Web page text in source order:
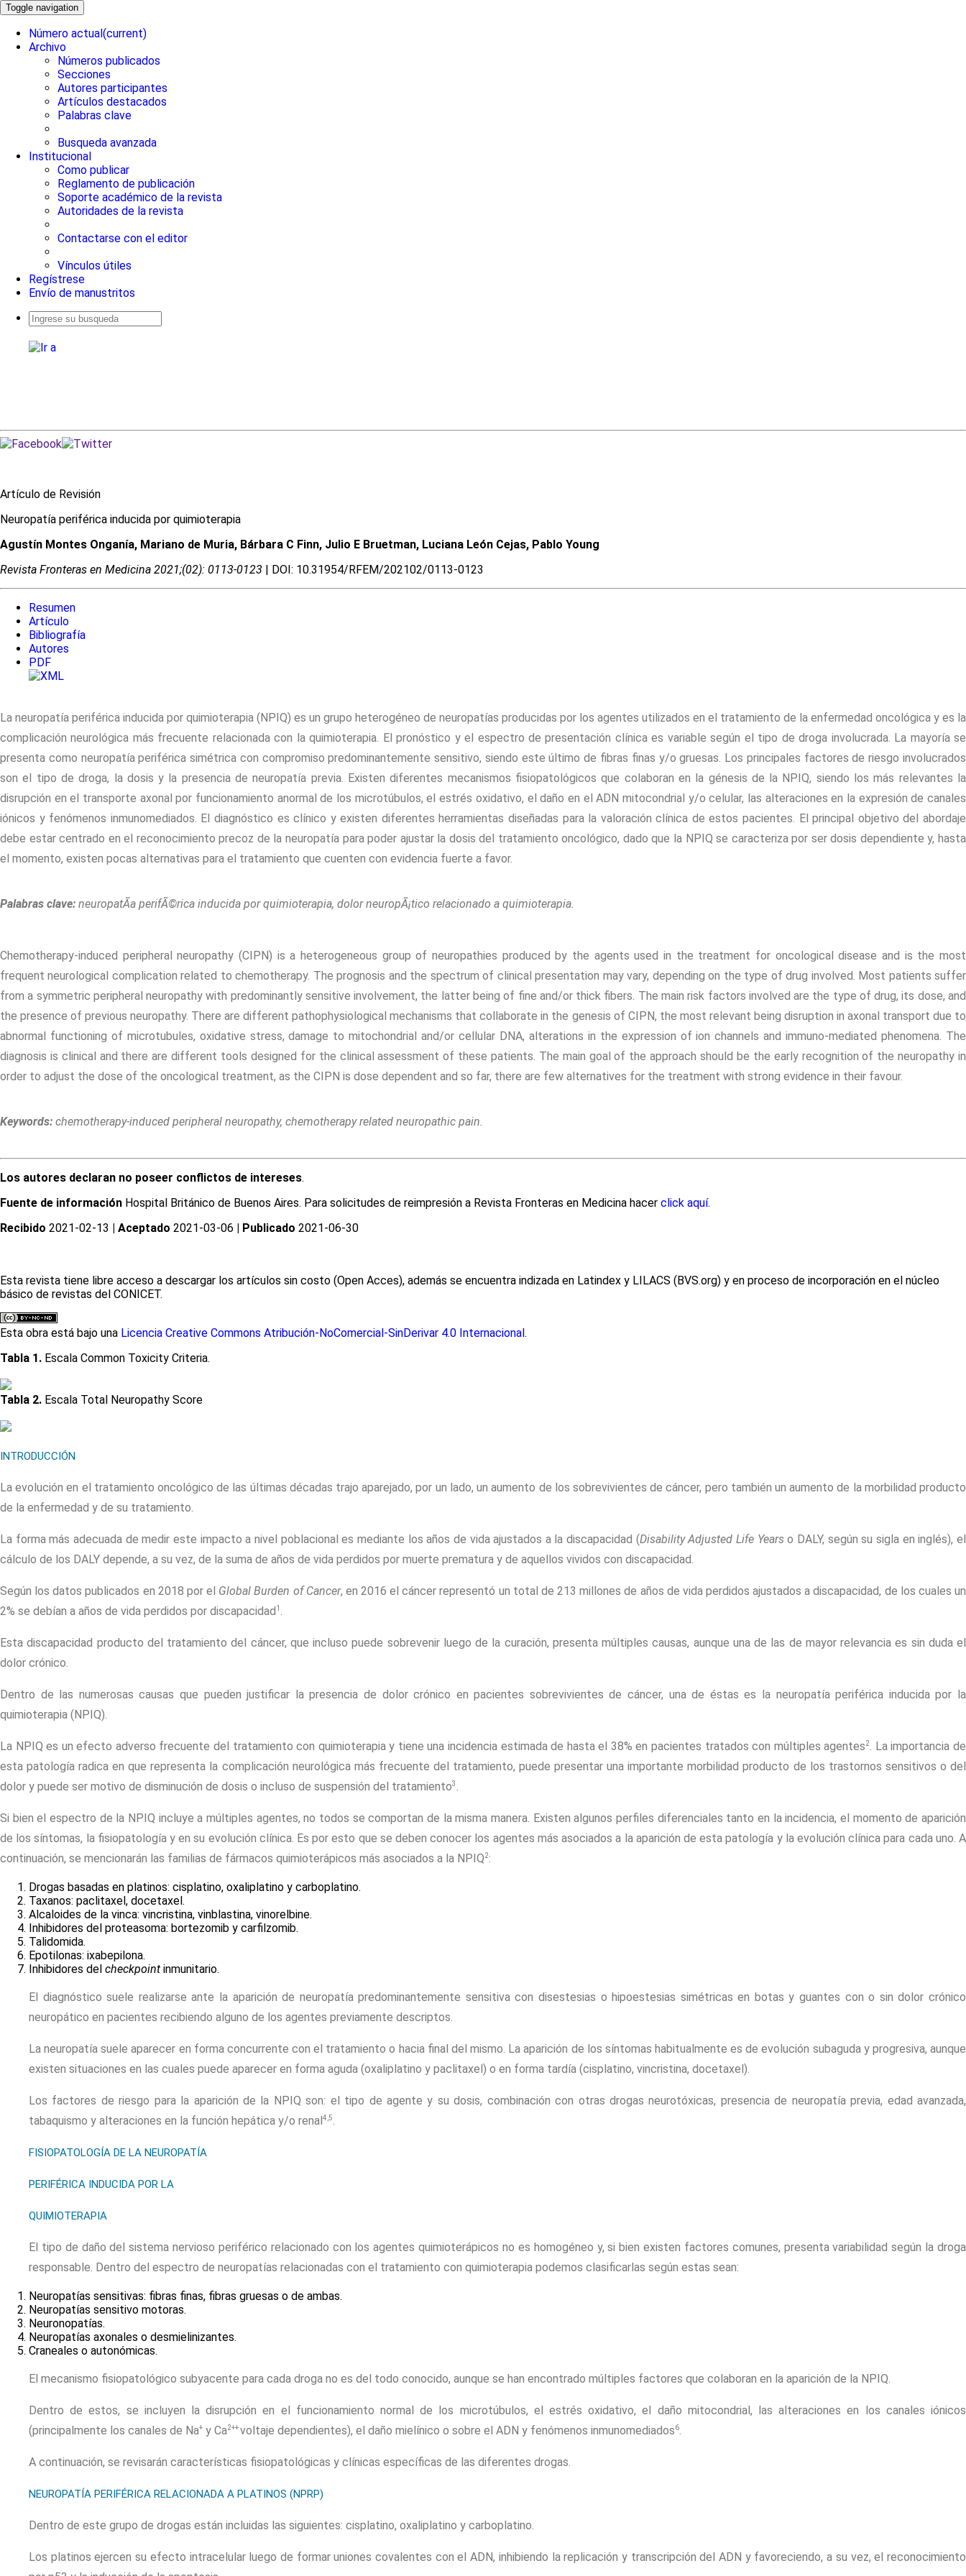
Toggle navigation
Número actual(current)
Archivo
Números publicados
Secciones
Autores participantes
Artículos destacados
Palabras clave
Busqueda avanzada
Institucional
Como publicar
Reglamento de publicación
Soporte académico de la revista
Autoridades de la revista
Contactarse con el editor
Vínculos útiles
Regístrese
Envío de manustritos
Artículo de Revisión
Neuropatía periférica inducida por quimioterapia
Agustín Montes Onganía, Mariano de Muria, Bárbara C Finn, Julio E Bruetman, Luciana León Cejas, Pablo Young
Revista Fronteras en Medicina 2021;(02): 0113-0123 | DOI: 10.31954/RFEM/202102/0113-0123
Resumen
Artículo
Bibliografía
Autores
PDF
La neuropatía periférica inducida por quimioterapia (NPIQ) es un grupo heterogéneo de neuropatías producidas por los agentes utilizados en el tratamiento de la enfermedad oncológica y es la
complicación neurológica más frecuente relacionada con la quimioterapia. El pronóstico y el espectro de presentación clínica es variable según el tipo de droga involucrada. La mayoría se
presenta como neuropatía periférica simétrica con compromiso predominantemente sensitivo, siendo este último de fibras finas y/o gruesas. Los principales factores de riesgo involucrados
son el tipo de droga, la dosis y la presencia de neuropatía previa. Existen diferentes mecanismos fisiopatológicos que colaboran en la génesis de la NPIQ, siendo los más relevantes la
disrupción en el transporte axonal por funcionamiento anormal de los microtúbulos, el estrés oxidativo, el daño en el ADN mitocondrial y/o celular, las alteraciones en la expresión de canales
iónicos y fenómenos inmunomediados. El diagnóstico es clínico y existen diferentes herramientas diseñadas para la valoración clínica de estos pacientes. El principal objetivo del abordaje
debe estar centrado en el reconocimiento precoz de la neuropatía para poder ajustar la dosis del tratamiento oncológico, dado que la NPIQ se caracteriza por ser dosis dependiente y, hasta
el momento, existen pocas alternativas para el tratamiento que cuenten con evidencia fuerte a favor.
Palabras clave: neuropatÃ­a perifÃ©rica inducida por quimioterapia, dolor neuropÃ¡tico relacionado a quimioterapia.
Chemotherapy-induced peripheral neuropathy (CIPN) is a heterogeneous group of neuropathies produced by the agents used in the treatment for oncological disease and is the most
frequent neurological complication related to chemotherapy. The prognosis and the spectrum of clinical presentation may vary, depending on the type of drug involved. Most patients suffer
from a symmetric peripheral neuropathy with predominantly sensitive involvement, the latter being of fine and/or thick fibers. The main risk factors involved are the type of drug, its dose, and
the presence of previous neuropathy. There are different pathophysiological mechanisms that collaborate in the genesis of CIPN, the most relevant being disruption in axonal transport due to
abnormal functioning of microtubules, oxidative stress, damage to mitochondrial and/or cellular DNA, alterations in the expression of ion channels and immuno-mediated phenomena. The
diagnosis is clinical and there are different tools designed for the clinical assessment of these patients. The main goal of the approach should be the early recognition of the neuropathy in
order to adjust the dose of the oncological treatment, as the CIPN is dose dependent and so far, there are few alternatives for the treatment with strong evidence in their favour.
Keywords: chemotherapy-induced peripheral neuropathy, chemotherapy related neuropathic pain.
Los autores declaran no poseer conflictos de intereses.
Fuente de información Hospital Británico de Buenos Aires. Para solicitudes de reimpresión a Revista Fronteras en Medicina hacer click aquí.
Recibido 2021-02-13 | Aceptado 2021-03-06 | Publicado 2021-06-30
Esta revista tiene libre acceso a descargar los artículos sin costo (Open Acces), además se encuentra indizada en Latindex y LILACS (BVS.org) y en proceso de incorporación en el núcleo
básico de revistas del CONICET.
Esta obra está bajo una Licencia Creative Commons Atribución-NoComercial-SinDerivar 4.0 Internacional.
Tabla 1. Escala Common Toxicity Criteria.
Tabla 2. Escala Total Neuropathy Score
INTRODUCCIÓN
La evolución en el tratamiento oncológico de las últimas décadas trajo aparejado, por un lado, un aumento de los sobrevivientes de cáncer, pero también un aumento de la morbilidad producto
de la enfermedad y de su tratamiento.
La forma más adecuada de medir este impacto a nivel poblacional es mediante los años de vida ajustados a la discapacidad (Disability Adjusted Life Yearso DALY, según su sigla en inglés), el
cálculo de los DALY depende, a su vez, de la suma de años de vida perdidos por muerte prematura y de aquellos vividos con discapacidad.
Según los datos publicados en 2018 por el Global Burden of Cancer, en 2016 el cáncer representó un total de 213 millones de años de vida perdidos ajustados a discapacidad, de los cuales un
2% se debían a años de vida perdidos por discapacidad1 .
Esta discapacidad producto del tratamiento del cáncer, que incluso puede sobrevenir luego de la curación, presenta múltiples causas, aunque una de las de mayor relevancia es sin duda el
dolor crónico.
Dentro de las numerosas causas que pueden justificar la presencia de dolor crónico en pacientes sobrevivientes de cáncer, una de éstas es la neuropatía periférica inducida por la
quimioterapia (NPIQ).
La NPIQ es un efecto adverso frecuente del tratamiento con quimioterapia y tiene una incidencia estimada de hasta el 38% en pacientes tratados con múltiples agentes2. La importancia de
esta patología radica en que representa la complicación neurológica más frecuente del tratamiento, puede presentar una importante morbilidad producto de los trastornos sensitivos o del
dolor y puede ser motivo de disminución de dosis o incluso de suspensión del tratamiento3.
Si bien el espectro de la NPIQ incluye a múltiples agentes, no todos se comportan de la misma manera. Existen algunos perfiles diferenciales tanto en la incidencia, el momento de aparición
de los síntomas, la fisiopatología y en su evolución clínica. Es por esto que se deben conocer los agentes más asociados a la aparición de esta patología y la evolución clínica para cada uno. A
continuación, se mencionarán las familias de fármacos quimioterápicos más asociados a la NPIQ2:
Drogas basadas en platinos: cisplatino, oxaliplatino y carboplatino.
Taxanos: paclitaxel, docetaxel.
Alcaloides de la vinca: vincristina, vinblastina, vinorelbine.
Inhibidores del proteasoma: bortezomib y carfilzomib.
Talidomida.
Epotilonas: ixabepilona.
Inhibidores del checkpoint inmunitario.
El diagnóstico suele realizarse ante la aparición de neuropatía predominantemente sensitiva con disestesias o hipoestesias simétricas en botas y guantes con o sin dolor crónico
neuropático en pacientes recibiendo alguno de los agentes previamente descriptos.
La neuropatía suele aparecer en forma concurrente con el tratamiento o hacia final del mismo. La aparición de los síntomas habitualmente es de evolución subaguda y progresiva, aunque
existen situaciones en las cuales puede aparecer en forma aguda (oxaliplatino y paclitaxel) o en forma tardía (cisplatino, vincristina, docetaxel).
Los factores de riesgo para la aparición de la NPIQ son: el tipo de agente y su dosis, combinación con otras drogas neurotóxicas, presencia de neuropatía previa, edad avanzada,
tabaquismo y alteraciones en la función hepática y/o renal4,5.
FISIOPATOLOGÍA DE LA NEUROPATÍA
PERIFÉRICA INDUCIDA POR LA
QUIMIOTERAPIA
El tipo de daño del sistema nervioso periférico relacionado con los agentes quimioterápicos no es homogéneo y, si bien existen factores comunes, presenta variabilidad según la droga
responsable. Dentro del espectro de neuropatías relacionadas con el tratamiento con quimioterapia podemos clasificarlas según estas sean:
Neuropatías sensitivas: fibras finas, fibras gruesas o de ambas.
Neuropatías sensitivo motoras.
Neuronopatías.
Neuropatías axonales o desmielinizantes.
Craneales o autonómicas.
El mecanismo fisiopatológico subyacente para cada droga no es del todo conocido, aunque se han encontrado múltiples factores que colaboran en la aparición de la NPIQ.
Dentro de estos, se incluyen la disrupción en el funcionamiento normal de los microtúbulos, el estrés oxidativo, el daño mitocondrial, las alteraciones en los canales iónicos
(principalmente los canales de Na+ y Ca2++voltaje dependientes), el daño mielínico o sobre el ADN y fenómenos inmunomediados6.
A continuación, se revisarán características fisiopatológicas y clínicas específicas de las diferentes drogas.
NEUROPATÍA PERIFÉRICA RELACIONADA A PLATINOS (NPRP)
Dentro de este grupo de drogas están incluidas las siguientes: cisplatino, oxaliplatino y carboplatino.
Los platinos ejercen su efecto intracelular luego de formar uniones covalentes con el ADN, inhibiendo la replicación y transcripción del ADN y favoreciendo, a su vez, el reconocimiento